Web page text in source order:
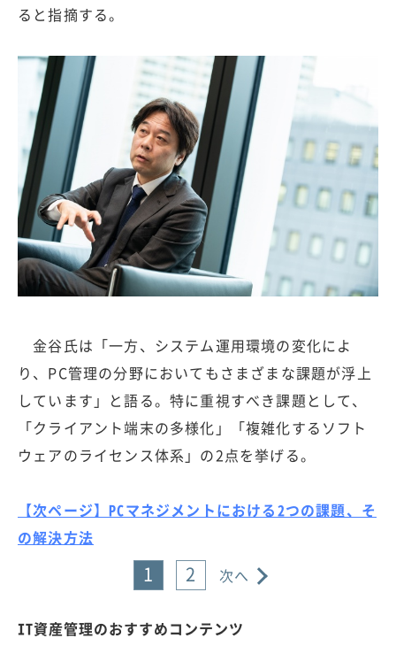
ると指摘する。
金谷氏は「一方、システム運用環境の変化によ
り、PC管理の分野においてもさまざまな課題が浮上
しています」と語る。特に重視すべき課題として、
「クライアント端末の多様化」「複雑化するソフト
ウェアのライセンス体系」の2点を挙げる。
【次ページ】PCマネジメントにおける2つの課題、そ
の解決方法
1 2 次へ
IT資産管理のおすすめコンテンツ